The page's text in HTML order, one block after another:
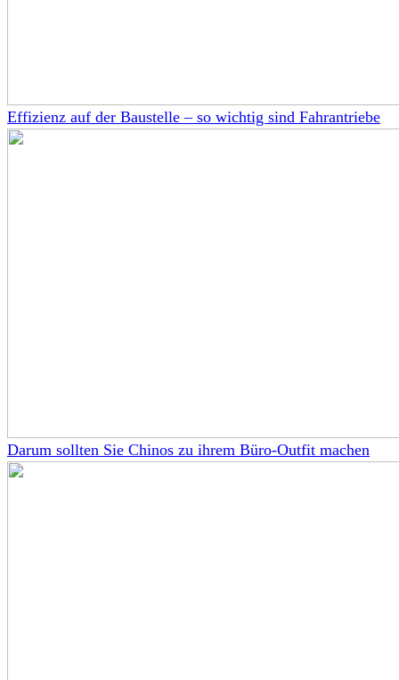
Effizienz auf der Baustelle – so wichtig sind Fahrantriebe
Darum sollten Sie Chinos zu ihrem Büro-Outfit machen